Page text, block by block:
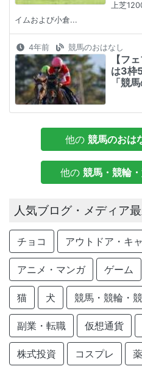
上芝
イムおよび小倉...
4年前 競馬のおはなし
【フ
は3枠
「競
他の 競馬のおは
他の 競馬・競輪
人気ブログ・メディア
チョコ アウトドア・キ
アニメ・マンガ ゲーム
猫 犬 競馬・競輪・
副業・転職 仮想通貨
株式投資 コスプレ